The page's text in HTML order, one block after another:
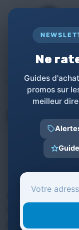
LE GUIDE
MÉNAGERS
Appareils ménagers
Hygiène et Beauté
Soins des
Appareils de
Appareils de Cuisine
Ne
Guides
promos sur
meilleur
Panneau de gestion